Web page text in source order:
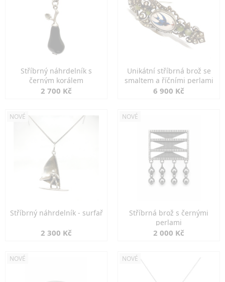
Stříbrný náhrdelník s
černým korálem
2 700 Kč
Unikátní stříbrná brož se
smaltem a říčními perlami
6 900 Kč
NOVÉ
Stříbrný náhrdelník - surfař
2 300 Kč
NOVÉ
Stříbrná brož s černými
perlami
2 000 Kč
NOVÉ NOVÉ